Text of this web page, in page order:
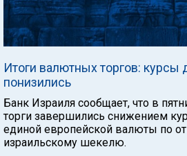
Итоги валютных торгов: курсы
понизились
Банк Израиля сообщает, что в
торги завершились снижением
единой европейской валюты по
израильскому шекелю.